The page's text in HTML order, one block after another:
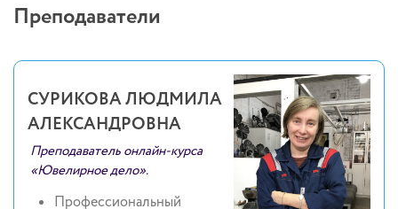
Преподаватели
СУРИКОВА ЛЮДМИЛА
АЛЕКСАНДРОВНА
Преподаватель онлайн-курса
«Ювелирное дело».
Профессиональный